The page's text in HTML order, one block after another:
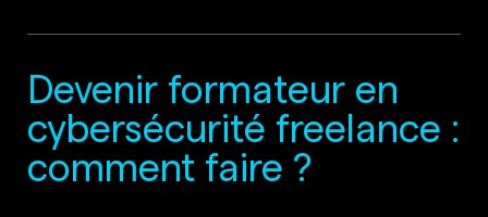
Devenir formateur en
cybersécurité freelance :
comment faire ?